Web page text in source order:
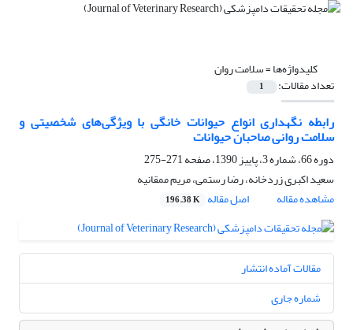
کلیدواژه‌ها =سلامت روان
تعداد مقالات: 1
رابطه نگهداری انواع حیوانات خانگی با ویژگی‌های شخصیتی و
سلامت روانی صاحبان حیوانات
دوره 66، شماره 3، پاییز 1390، صفحه
271-275
سعید اکبری زردخانه، رضا رستمی، مریم ممقانیه
مشاهده مقاله
اصل مقاله 196.38 K
مقالات آماده انتشار
شماره جاری